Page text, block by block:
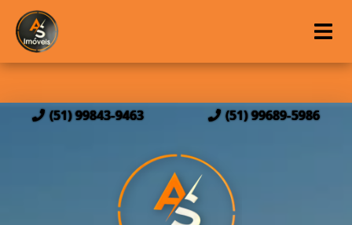
(51) 99843-9463 (51) 99689-5986